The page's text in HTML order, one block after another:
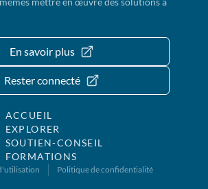
En savoir plus
Rester connecté
ACCUEIL
EXPLORER
SOUTIEN-CONSEIL
FORMATIONS
Politique de confidentialité